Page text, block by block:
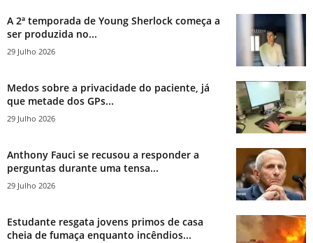
A 2ª temporada de Young Sherlock começa a
ser produzida no...
29 Julho 2026
Medos sobre a privacidade do paciente, já
que metade dos GPs...
29 Julho 2026
Anthony Fauci se recusou a responder a
perguntas durante uma tensa...
29 Julho 2026
Estudante resgata jovens primos de casa
cheia de fumaça enquanto incêndios...